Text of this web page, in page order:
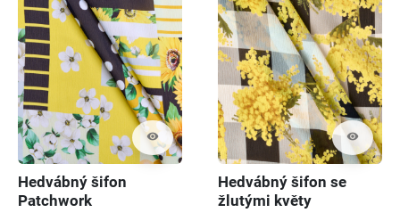
visibility
Hedvábný šifon
Patchwork
visibility
Hedvábný šifon se
žlutými květy